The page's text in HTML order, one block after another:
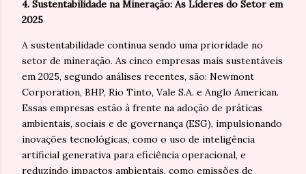
4. Sustentabilidade na Mineração: As Líderes do Setor em
2025
A sustentabilidade continua sendo uma prioridade no
setor de mineração. As cinco empresas mais sustentáveis
em 2025, segundo análises recentes, são: Newmont
Corporation, BHP, Rio Tinto, Vale S.A. e Anglo American.
Essas empresas estão à frente na adoção de práticas
ambientais, sociais e de governança (ESG), impulsionando
inovações tecnológicas, como o uso de inteligência
artificial generativa para eficiência operacional, e
reduzindo impactos ambientais, como emissões de